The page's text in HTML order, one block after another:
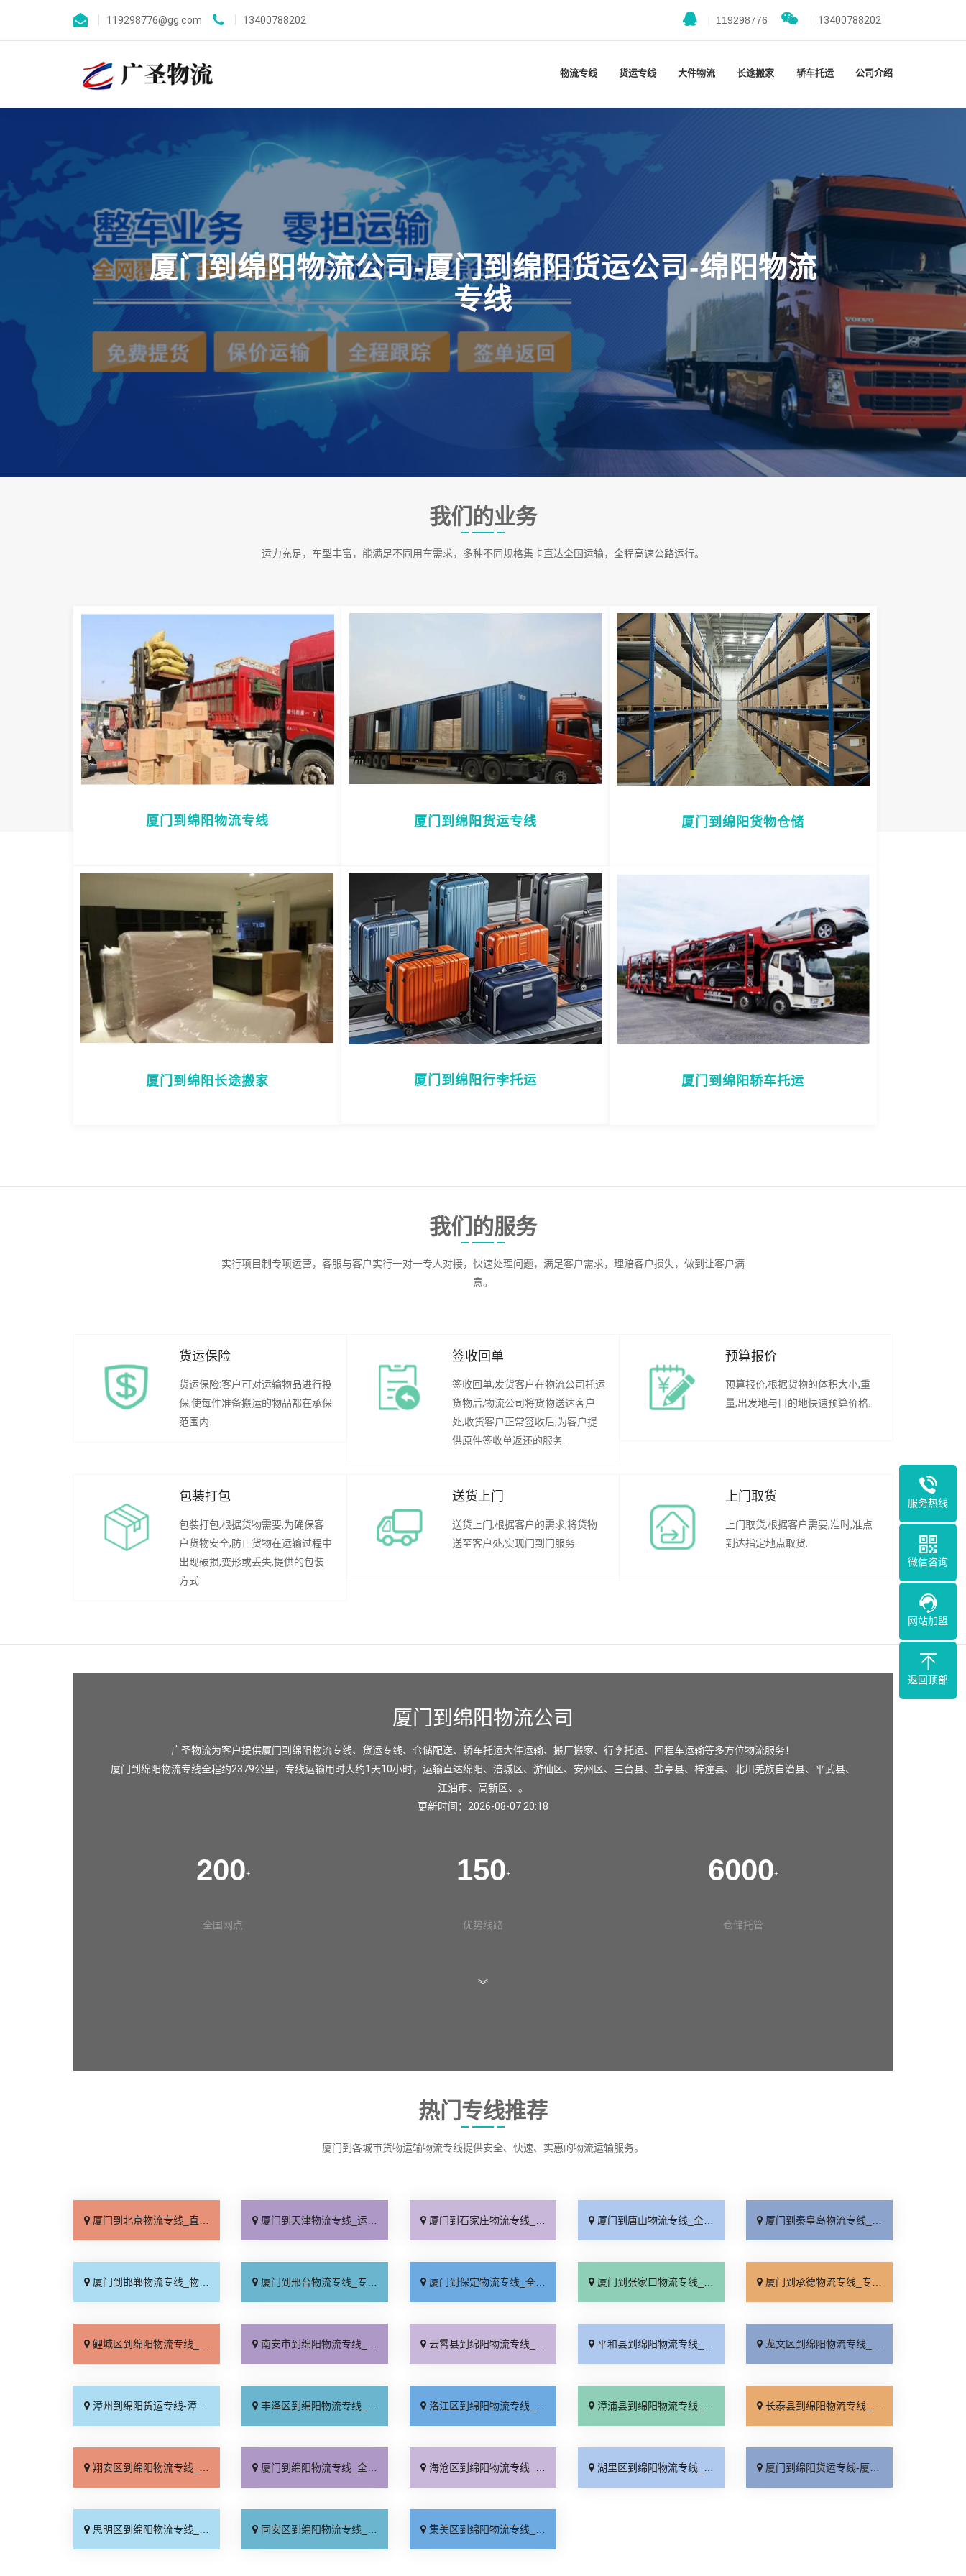
119298776@gg.com 13400788202 119298776 13400788202
物流专线 货运专线 大件物流 长途搬家 轿车托运 公司介绍
厦门到绵阳物流公司-厦门到绵阳货运公司-绵阳物流
专线
我们的业务
运力充足，车型丰富，能满足不同用车需求，多种不同规格集卡直达全国运输，全程高速公路运行。
厦门到绵阳物流专线 厦门到绵阳货运专线 厦门到绵阳货物仓储
厦门到绵阳长途搬家 厦门到绵阳行李托运 厦门到绵阳轿车托运
我们的服务
实行项目制专项运营，客服与客户实行一对一专人对接，快速处理问题，满足客户需求，理赔客户损失，做到让客户满
意。
货运保险
货运保险:客户可对运输物品进行投
保,使每件准备搬运的物品都在承保
范围内.
签收回单
签收回单,发货客户在物流公司托运
货物后,物流公司将货物送达客户
处,收货客户正常签收后,为客户提
供原件签收单返还的服务.
预算报价
预算报价,根据货物的体积大小,重
量,出发地与目的地快速预算价格.
包装打包
包装打包,根据货物需要,为确保客
户货物安全,防止货物在运输过程中
出现破损,变形或丢失,提供的包装
方式
送货上门
送货上门,根据客户的需求,将货物
送至客户处,实现门到门服务.
上门取货
上门取货,根据客户需要,准时,准点
到达指定地点取货.
厦门到绵阳物流公司
广圣物流为客户提供厦门到绵阳物流专线、货运专线、仓储配送、轿车托运大件运输、搬厂搬家、行李托运、回程车运输等多方位物流服务！
厦门到绵阳物流专线全程约2379公里，专线运输用时大约1天10小时，运输直达绵阳、 涪城区、 游仙区、 安州区、 三台县、 盐亭县、 梓潼县、 北川羌族自治县、 平武县、
江油市、 高新区、。
更新时间：2026-08-07 20:18
200+
全国网点
150+
优势线路
6000+
仓储托管
︾
热门专线推荐
厦门到各城市货物运输物流专线提供安全、快速、实惠的物流运输服务。
厦门到北京物流专线_直达不中转「送货到门」 厦门到天津物流专线_运保时效「高效快运」 厦门到石家庄物流专线_准时准点「多少公里」 厦门到唐山物流专线_全境派送「收费介绍」 厦门到秦皇岛物流专线_高效运输「运保时效」
厦门到邯郸物流专线_物流拼车「全境配送」 厦门到邢台物流专线_专业靠谱「上门提货」 厦门到保定物流专线_全程直达「高效运输」 厦门到张家口物流专线_全境派送「多久能到」 厦门到承德物流专线_专业调车「合理收费」
鲤城区到绵阳物流专线_天天发车「整车配货」 南安市到绵阳物流专线_合理收费「价格实惠」 云霄县到绵阳物流专线_多少一吨「托运省心」 平和县到绵阳物流专线_省事省心「直达特快专线」 龙文区到绵阳物流专线_快速直达「合同承运」
漳州到绵阳货运专线-漳州到绵阳物流公司_专业可靠「怎么收费」 丰泽区到绵阳物流专线_快运有保障「运价行情」 洛江区到绵阳物流专线_合同承运「运保时效」 漳浦县到绵阳物流专线_每日发车「服务周到」 长泰县到绵阳物流专线_价位合理「多久能到」
翔安区到绵阳物流专线_多少公里「托运省心」 厦门到绵阳物流专线_全境配送「市县闪送」 海沧区到绵阳物流专线_随叫随到「高速快运」 湖里区到绵阳物流专线_多少一方「直达特快专线」 厦门到绵阳货运专线-厦门到绵阳物流公司_直达往返「来电咨询」
思明区到绵阳物流专线_准时到货「服务周到」 同安区到绵阳物流专线_每日发车「保证时效」 集美区到绵阳物流专线_市县闪送「多久时间」
服务热线
微信咨询
网站加盟
返回顶部